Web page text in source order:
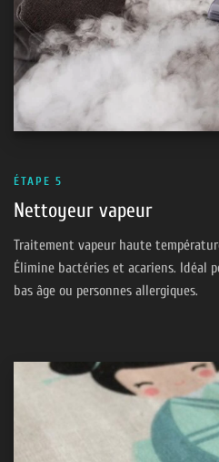
ÉTAPE 5
Nettoyeur vapeur
Traitement vapeur haute
Élimine bactéries et acariens. Idéal
bas âge ou personnes allergiques.